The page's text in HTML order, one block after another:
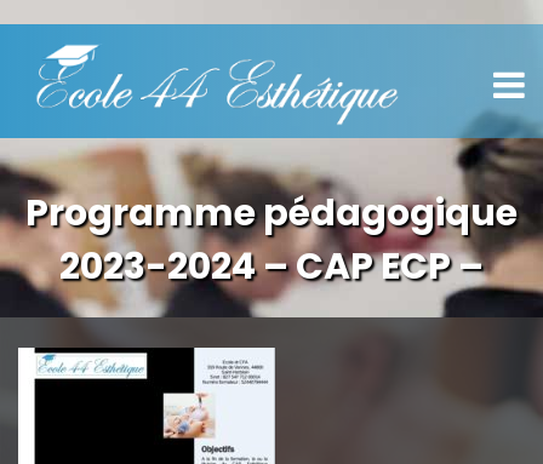
Programme pédagogique
2023-2024 – CAP ECP –